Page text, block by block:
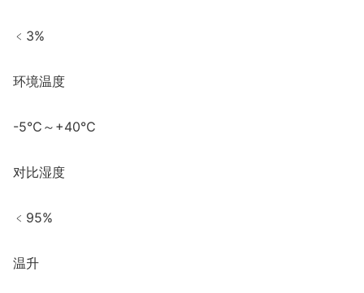
﹤3%
环境温度
-5℃～+40℃
对比湿度
﹤95%
温升